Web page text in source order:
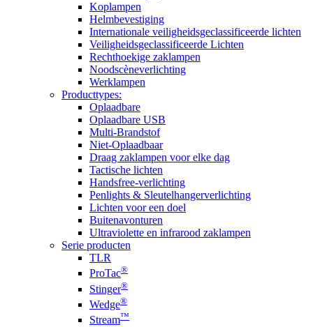
Koplampen
Helmbevestiging
Internationale veiligheidsgeclassificeerde lichten
Veiligheidsgeclassificeerde Lichten
Rechthoekige zaklampen
Noodscèneverlichting
Werklampen
Producttypes:
Oplaadbare
Oplaadbare USB
Multi-Brandstof
Niet-Oplaadbaar
Draag zaklampen voor elke dag
Tactische lichten
Handsfree-verlichting
Penlights & Sleutelhangerverlichting
Lichten voor een doel
Buitenavonturen
Ultraviolette en infrarood zaklampen
Serie producten
TLR
ProTac®
Stinger®
Wedge®
Stream™